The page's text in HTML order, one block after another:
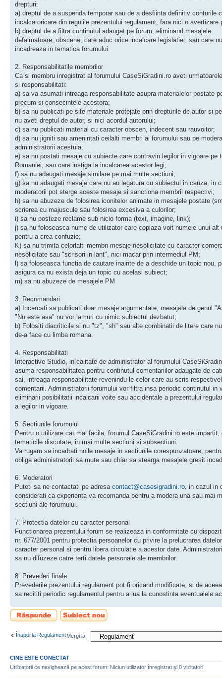
drepturi:
a) dreptul de a suspenda temporar sau de a desfiinta definitiv conturile
incalca oricare din regulile prezentului regulament, fara nici o avertizare
b) dreptul de a filtra continutul adaugat pe forum, eliminand mesajele
defaimatoare, obscene, care aduc orice incalcare legislatiei, sau care
incadreaza in tematica forumului.
2. Responsabilitatile membrilor
Ca si membru inregistrat al forumului CaseSiGradini.ro aveti
si responsabilitati:
a) sa va asumati intreaga responsabilitate asupra materialelor postate
precum si consecintele acestora;
b) sa nu publicati pe site materiale protejate prin drepturile de autor si
nu aveti dreptul de autor, si nici acordul autorului;
c) sa nu publicati material cu caracter obscen, indecent sau rauvoitor;
d) sa nu jigniti sau amenintati ceilalti membri ai forumului sau pe
administratorii acestuia;
e) sa nu postati mesaje cu subiecte care contravin legilor in vigoare pe
Romaniei, sau care instiga la incalcarea acestor legi;
f) sa nu adaugati mesaje similare pe mai multe sectiuni;
g) sa nu adaugati mesaje care nu au legatura cu subiectul in cauza, in
moderatorii pot sterge aceste mesaje si sanctiona membrii respectivi;
h) sa nu abuzeze de folosirea iconitelor animate in mesajele postate
scrierea cu majuscule sau folosirea excesiva a culorilor;
i) sa nu posteze reclame sub nicio forma (text, imagine, link);
j) sa nu foloseasca nume de utilizator care copiaza voit numele unui alt
pentru a crea confuzie;
K) sa nu trimita celorlalti membri mesaje nesolicitate cu caracter
nesolicitate sau "scrisori in lant", nici macar prin intermediul PM;
l) sa foloseasca functia de cautare inainte de a deschide un topic nou,
asigura ca nu exista deja un topic cu acelasi subiect;
m) sa nu abuzeze de mesajele PM
3. Recomandari
a) Incercati sa publicati doar mesaje argumentate, mesajele de genul
"Nu este asa" nu vor lamuri cu nimic subiectul dezbatut;
b) Folositi diacriticile si nu "tz", "sh" sau alte combinatii de litere care
de-a face cu limba romana.
4. Responsabilitati
Interactive Studio, in calitate de administrator al forumului
asuma responsabilitatea pentru continutul comentariilor adaugate de
sai, intreaga responsabilitate revenindu-le celor care au scris
comentarii. Administratorii forumului vor filtra insa periodic continutul in
eliminarii posibilitatii incalcarii voite sau accidentale a prezentului
a legilor in vigoare.
5. Sectiunile forumului
Pentru o utilizare cat mai facila, forumul CaseSiGradini.ro este impartit,
tematicile discutate, in mai multe sectiuni si subsectiuni.
Va rugam sa incadrati noile mesaje in sectiunile corespunzatoare,
obliga administratorii sa mute sau chiar sa stearga mesajele gresit
6. Moderatori
Puteti sa ne contactati pe adresa contact@casesigradini.ro, in cazul in
considerati ca experienta va recomanda pentru a modera una sau mai
sectiuni ale forumului.
7. Protectia datelor cu caracter personal
Functionarea prezentului forum se realizeaza in conformitate cu
nr. 677/2001 pentru protectia persoanelor cu privire la prelucrarea
caracter personal si pentru libera circulatie a acestor date.
sa nu difuzeze catre terti datele personale ale membrilor.
8. Prevederi finale
Prevederile prezentului regulament pot fi oricand modificate, si de
sa recititi periodic regulamentul pentru a lua la cunostinta eventualele
Scrie un răspuns
Scrie un subiect
nou
Înapoi la RegulamentMergi la:
CINE ESTE CONECTAT
Utilizatorii ce navighează pe acest forum: Niciun utilizator înregistrat şi 0 vizitatori